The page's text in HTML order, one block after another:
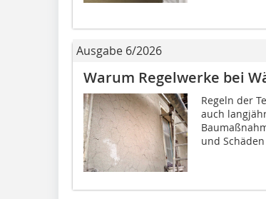
Ausgabe 6/2026
Warum Regelwerke bei
Regeln der
auch
und